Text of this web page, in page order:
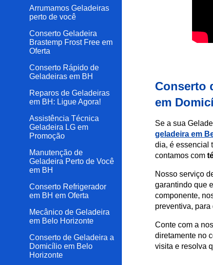
Arrumamos Geladeiras
perto de você
Conserto Geladeira
Brastemp Frost Free em
Oferta
Conserto Rápido de
Geladeiras em BH
Reparos de Geladeiras
em BH: Ligue Agora!
Assistência Técnica
Geladeira LG em
Promoção
Manutenção de
Geladeira Perto de Você
em BH
Conserto Refrigerador
em BH em Oferta
Mecânico de Geladeira
em Belo Horizonte
Conserto de Geladeira a
Domicílio em Belo
Horizonte
Conserto
em
Se a sua
geladeira em
dia, é essencial
contamos com
Nosso serviço
garantindo que
componente,
preventiva,
Conte com a
diretamente no
visita e resolva